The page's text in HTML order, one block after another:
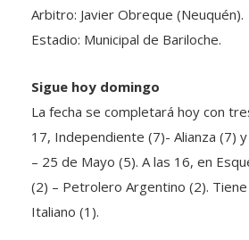
Arbitro: Javier Obreque (Neuquén).
Estadio: Municipal de Bariloche.
Sigue hoy domingo
La fecha se completará hoy con
17, Independiente (7)- Alianza (7)
– 25 de Mayo (5). A las 16, en
(2) – Petrolero Argentino (2). Tiene
Italiano (1).